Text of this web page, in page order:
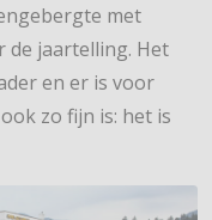
met
de jaartelling. Het
en er is voor
zo fijn is: het is